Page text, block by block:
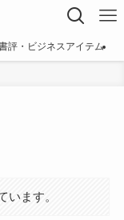
評・ビジネスアイテム
います。